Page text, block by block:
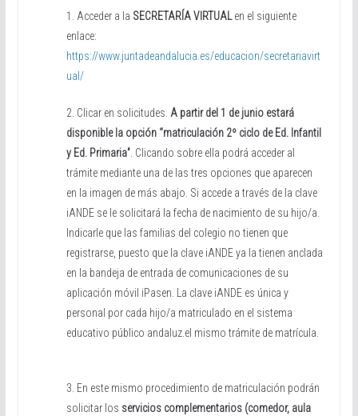
1. Acceder a la SECRETARÍA VIRTUALen el siguiente
enlace:
https://www.juntadeandalucia.es/educacion/secretariavirt
ual/
2. Clicar en solicitudes. A partir del 1 de junio estará
disponible la opción “matriculación 2º ciclo de Ed. Infantil
y Ed. Primaria”. Clicando sobre ella podrá acceder al
trámite mediante una de las tres opciones que aparecen
en la imagen de más abajo. Si accede a través de la clave
iANDE se le solicitará la fecha de nacimiento de su hijo/a.
Indicarle que las familias del colegio no tienen que
registrarse, puesto que la clave iANDE ya la tienen anclada
en la bandeja de entrada de comunicaciones de su
aplicación móvil iPasen. La clave iANDE es única y
personal por cada hijo/a matriculado en el sistema
educativo público andaluz.el mismo trámite de matrícula.
3. En este mismo procedimiento de matriculación podrán
solicitar los servicios complementarios (comedor, aula